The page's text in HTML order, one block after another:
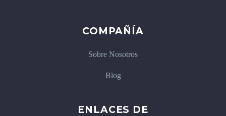
COMPAÑÍA
Sobre Nosotros
Blog
ENLACES DE